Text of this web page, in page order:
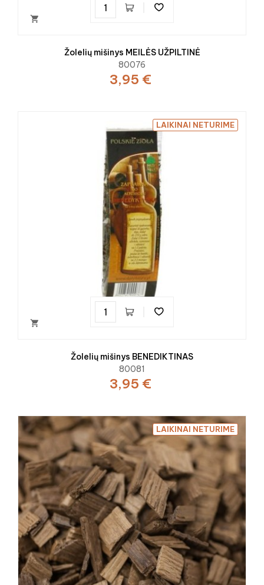

Žolelių mišinys MEILĖS UŽPILTINĖ
80076
3,95 €

LAIKINAI NETURIME
Žolelių mišinys BENEDIKTINAS
80081
3,95 €
LAIKINAI NETURIME